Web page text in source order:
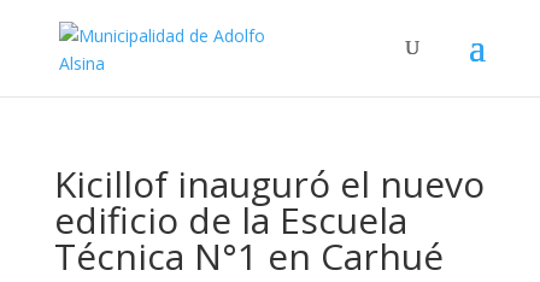
Kicillof inauguró el nuevo
edificio de la Escuela
Técnica N°1 en Carhué